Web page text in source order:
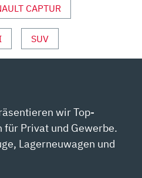
CAPTUR
SUV
wir Top-
für Privat und Gewerbe.
Lagerneuwagen und